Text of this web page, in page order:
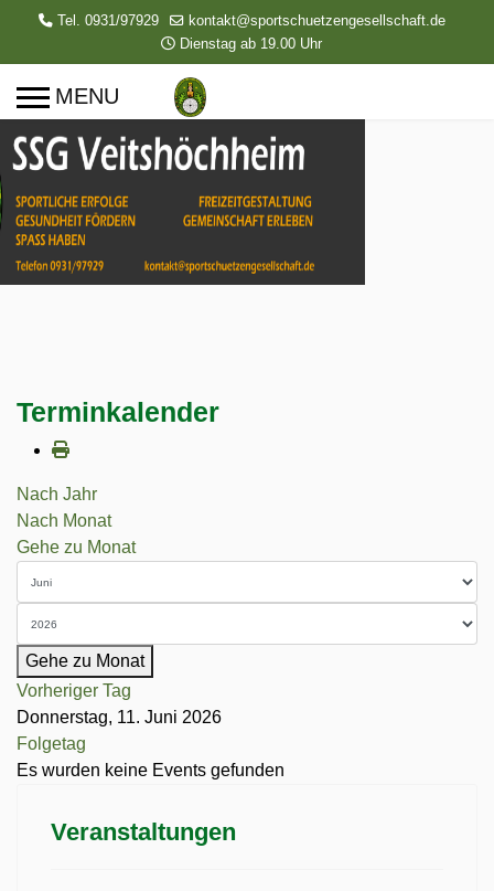
Tel. 0931/97929
kontakt@sportschuetzengesellschaft.de
Dienstag ab 19.00 Uhr
Terminkalender
Nach Jahr
Nach Monat
Gehe zu Monat
Gehe zu Monat
Vorheriger Tag
Donnerstag, 11. Juni 2026
Folgetag
Es wurden keine Events gefunden
Veranstaltungen